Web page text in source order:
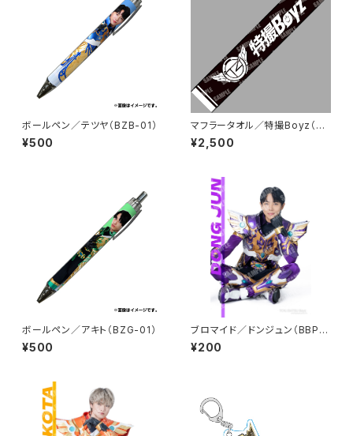
ボールペン／テツヤ（BZB-01）
¥500
マフラータオル／特撮Boyz（BL
T-01）
¥2,500
ボールペン／アキト（BZG-01）
¥500
ブロマイド／ドンジュン（BBP-0
2）
¥200